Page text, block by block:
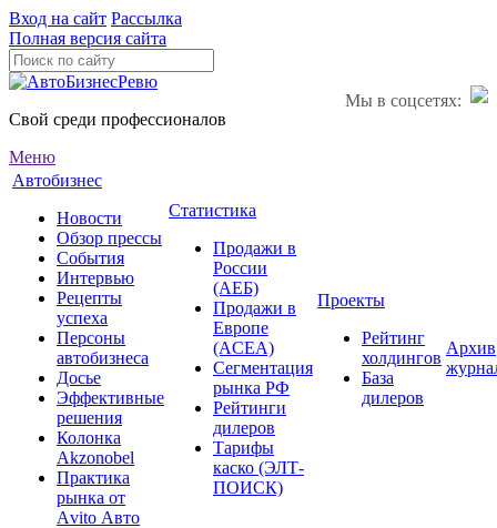
Вход на сайт Рассылка
Полная версия сайта
Мы в соцсетях:
Свой среди профессионалов
Меню
Автобизнес
Новости
Обзор прессы
События
Интервью
Рецепты
успеха
Персоны
автобизнеса
Досье
Эффективные
решения
Колонка
Akzonobel
Практика
рынка от
Аvito Авто
Статистика
Продажи в
России
(АЕБ)
Продажи в
Европе
(ACEA)
Сегментация
рынка РФ
Рейтинги
дилеров
Тарифы
каско (ЭЛТ-
ПОИСК)
Проекты
Рейтинг
холдингов
База
дилеров
Архив